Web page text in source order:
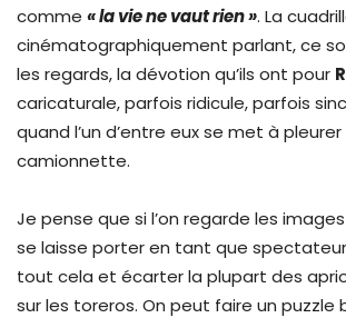
comme « la vie ne vaut rien ». La
cinématographiquement parlant, ce
les regards, la dévotion qu’ils ont pour
caricaturale, parfois ridicule, parfois
quand l’un d’entre eux se met à
camionnette.
Je pense que si l’on regarde les
se laisse porter en tant que
tout cela et écarter la plupart des
sur les toreros. On peut faire un puzzle